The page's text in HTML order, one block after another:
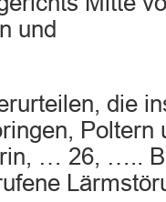
und
die
Poltern
… 26, …..